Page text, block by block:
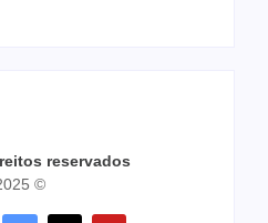
reservados
©